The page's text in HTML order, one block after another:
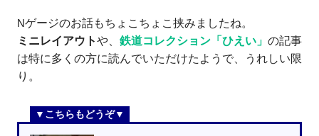
Nゲージのお話もちょこちょこ挟みましたね。
ミニレイアウトや、 鉄道コレクション「ひえい」 の記事
は特に多くの方に読んでいただけたようで、うれしい限
り。